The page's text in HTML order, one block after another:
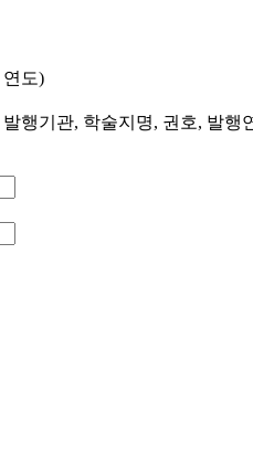
연도)
행기관, 학술지명, 권호, 발